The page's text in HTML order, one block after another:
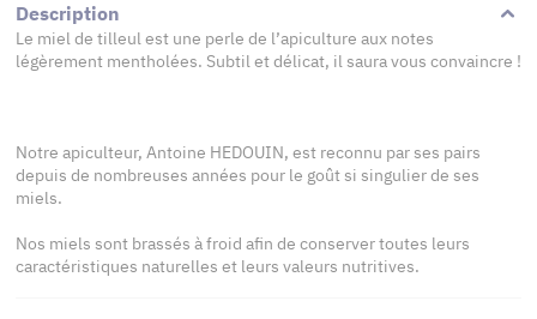
Description
Le miel de tilleul est une perle de l’apiculture aux notes
légèrement mentholées. Subtil et délicat, il saura vous convaincre !
Notre apiculteur, Antoine HEDOUIN, est reconnu par ses pairs
depuis de nombreuses années pour le goût si singulier de ses
miels.
Nos miels sont brassés à froid afin de conserver toutes leurs
caractéristiques naturelles et leurs valeurs nutritives.